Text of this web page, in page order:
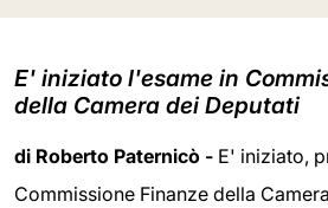
E' iniziato l'esame in
della Camera dei Deputati
di Roberto Paternicò - E' iniziato,
Commissione Finanze della